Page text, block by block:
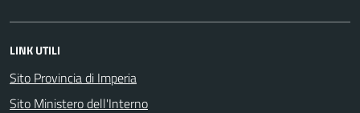
LINK UTILI
Sito Provincia di Imperia
Sito Ministero dell'Interno